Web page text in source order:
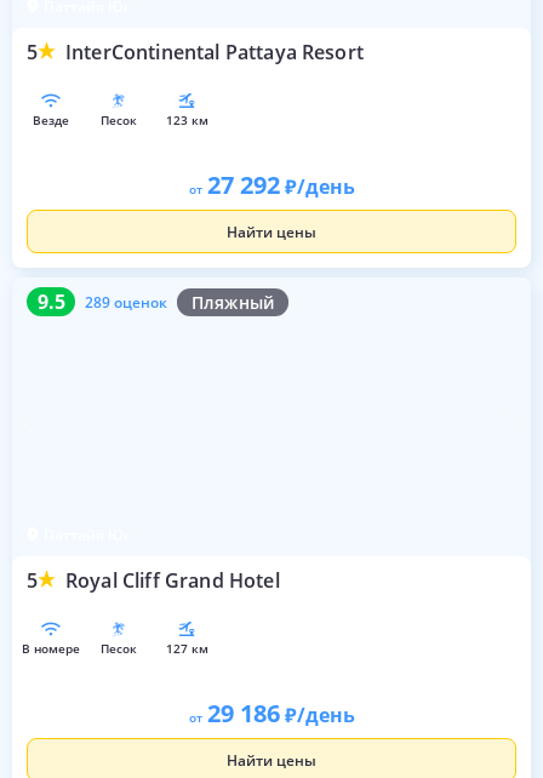
5 InterContinental Pattaya Resort
везде песок 123 км
от 27 292 /день
Найти цены
9.5 289 оценок Пляжный
5 Royal Cliff Grand Hotel
9.5 289 оценок
в номере песок 127 км
от 29 186 /день
Найти цены